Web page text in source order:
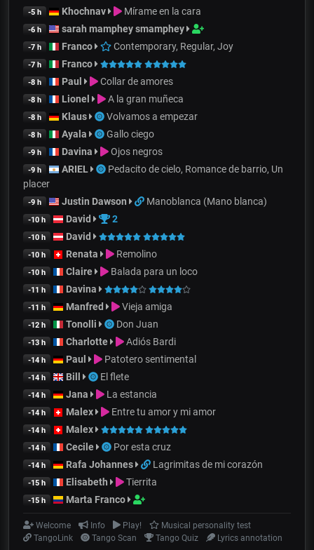
-5 h Khochnav Mírame en la cara
-6 h sarah mamphey smamphey
-7 h Franco Contemporary, Regular, Joy
-7 h Franco
-8 h Paul Collar de amores
-8 h Lionel A la gran muñeca
-8 h Klaus Volvamos a empezar
-8 h Ayala Gallo ciego
-9 h Davina Ojos negros
-9 h ARIEL
Pedacito de cielo, Romance de barrio, Un
placer
-9 h Justin Dawson Manoblanca (Mano blanca)
-10 h David 2
-10 h David
-10 h Renata Remolino
-10 h Claire Balada para un loco
-11 h Davina
-11 h Manfred Vieja amiga
-12 h Tonolli Don Juan
-13 h Charlotte Adiós Bardi
-14 h Paul Patotero sentimental
-14 h Bill El flete
-14 h Jana La estancia
-14 h Malex Entre tu amor y mi amor
-14 h Malex
-14 h Cecile Por esta cruz
-14 h Rafa Johannes Lagrimitas de mi corazón
-15 h Elisabeth Tierrita
-15 h Marta Franco
Welcome Info Play!
Musical personality test
TangoLink
Tango Scan Tango Quiz Lyrics annotation